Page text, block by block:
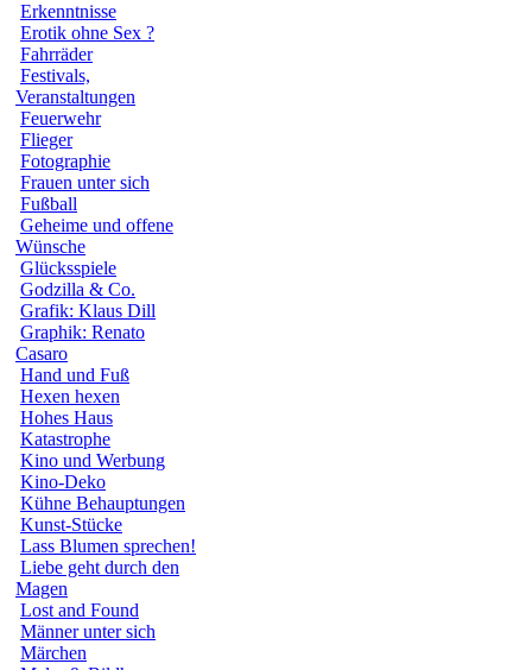
Erkenntnisse
Erotik ohne Sex ?
Fahrräder
Festivals,
Veranstaltungen
Feuerwehr
Flieger
Fotographie
Frauen unter sich
Fußball
Geheime und offene
Wünsche
Glücksspiele
Godzilla & Co.
Grafik: Klaus Dill
Graphik: Renato
Casaro
Hand und Fuß
Hexen hexen
Hohes Haus
Katastrophe
Kino und Werbung
Kino-Deko
Kühne Behauptungen
Kunst-Stücke
Lass Blumen sprechen!
Liebe geht durch den
Magen
Lost and Found
Männer unter sich
Märchen